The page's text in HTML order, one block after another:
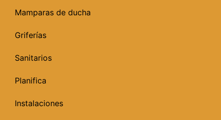
Mamparas de ducha
Griferías
Sanitarios
Planifica
Instalaciones